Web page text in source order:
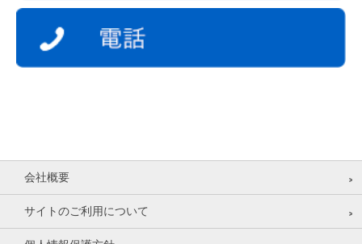
会社概要
サイトのご利用について